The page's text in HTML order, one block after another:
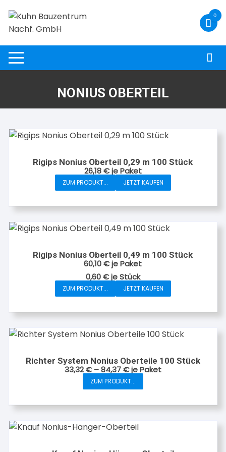
Inhalt
springen
0
NONIUS OBERTEIL
Rigips Nonius Oberteil 0,29 m 100 Stück
26,18€je Paket
ZUM PRODUKT... JETZT KAUFEN
Rigips Nonius Oberteil 0,49 m 100 Stück
60,10€je Paket
0,60€jeStück
ZUM PRODUKT... JETZT KAUFEN
Richter System Nonius Oberteile 100 Stück
33,32€–84,37€je Paket
ZUM PRODUKT...
Dieses
weist
mehrere